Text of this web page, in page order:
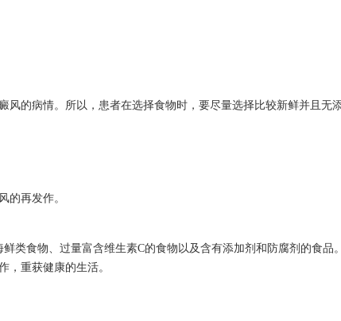
的病情。所以，患者在选择食物时，要尽量选择比较新鲜并且无添
的再发作。
类食物、过量富含维生素C的食物以及含有添加剂和防腐剂的食品
，重获健康的生活。